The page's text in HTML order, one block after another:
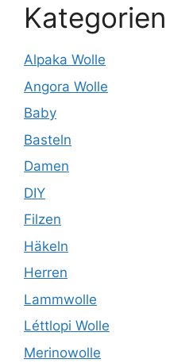
Kategorien
Alpaka Wolle
Angora Wolle
Baby
Basteln
Damen
DIY
Filzen
Häkeln
Herren
Lammwolle
Léttlopi Wolle
Merinowolle